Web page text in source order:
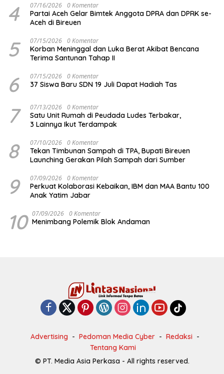
4 07/16/2026 0 Komentar
Partai Aceh Gelar Bimtek Anggota DPRA dan DPRK se-
Aceh di Bireuen
5 07/15/2026 0 Komentar
Korban Meninggal dan Luka Berat Akibat Bencana
Terima Santunan Tahap II
6 07/15/2026 0 Komentar
37 Siswa Baru SDN 19 Juli Dapat Hadiah Tas
7 07/13/2026 0 Komentar
Satu Unit Rumah di Peudada Ludes Terbakar,
3 Lainnya Ikut Terdampak
8 07/10/2026 0 Komentar
Tekan Timbunan Sampah di TPA, Bupati Bireuen
Launching Gerakan Pilah Sampah dari Sumber
9 07/09/2026 0 Komentar
Perkuat Kolaborasi Kebaikan, IBM dan MAA Bantu 100
Anak Yatim Jabar
10 07/09/2026 0 Komentar
Menimbang Polemik Blok Andaman
Advertising Pedoman Media Cyber
Redaksi
Tentang Kami
© PT. Media Asia Perkasa - All rights reserved.